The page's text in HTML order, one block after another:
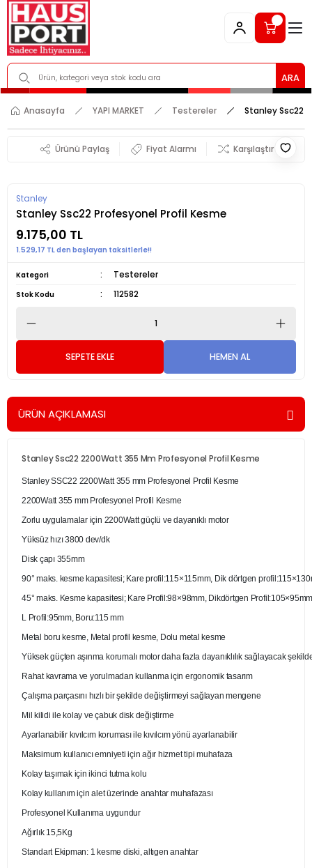
ARA
Anasayfa YAPI MARKET Testereler Stanley Ssc22
Ürünü Paylaş Fiyat Alarmı Karşılaştır
Stanley
Stanley Ssc22 Profesyonel Profil Kesme
9.175,00 TL
1.529,17 TL den başlayan taksitlerle!!
Kategori Testereler
Stok Kodu 112582
SEPETE EKLE HEMEN AL
ÜRÜN AÇIKLAMASI
Stanley Ssc22 2200Watt 355 Mm Profesyonel Profil Kesme
Stanley SSC22 2200Watt 355 mm Profesyonel Profil Kesme
2200Watt 355 mm Profesyonel Profil Kesme
Zorlu uygulamalar için 2200Watt güçlü ve dayanıklı motor
Yüksüz hızı 3800 dev/dk
Disk çapı 355mm
90° maks. kesme kapasitesi; Kare profil:115×115mm, Dik dörtgen
45° maks. Kesme kapasitesi; Kare Profil:98×98mm, Dikdörtgen
L Profil:95mm, Boru:115 mm
Metal boru kesme, Metal profil kesme, Dolu metal kesme
Yüksek güçten aşınma korumalı motor daha fazla dayanıklılık sağlayacak
Rahat kavrama ve yorulmadan kullanma için ergonomik tasarım
Çalışma parçasını hızlı bir şekilde değiştirmeyi sağlayan mengene
Mil kilidi ile kolay ve çabuk disk değiştirme
Ayarlanabilir kıvılcım koruması ile kıvılcım yönü ayarlanabilir
Maksimum kullanıcı emniyeti için ağır hizmet tipi muhafaza
Kolay taşımak için ikinci tutma kolu
Kolay kullanım için alet üzerinde anahtar muhafazası
Profesyonel Kullanıma uygundur
Ağırlık 15,5Kg
Standart Ekipman: 1 kesme diski, altıgen anahtar